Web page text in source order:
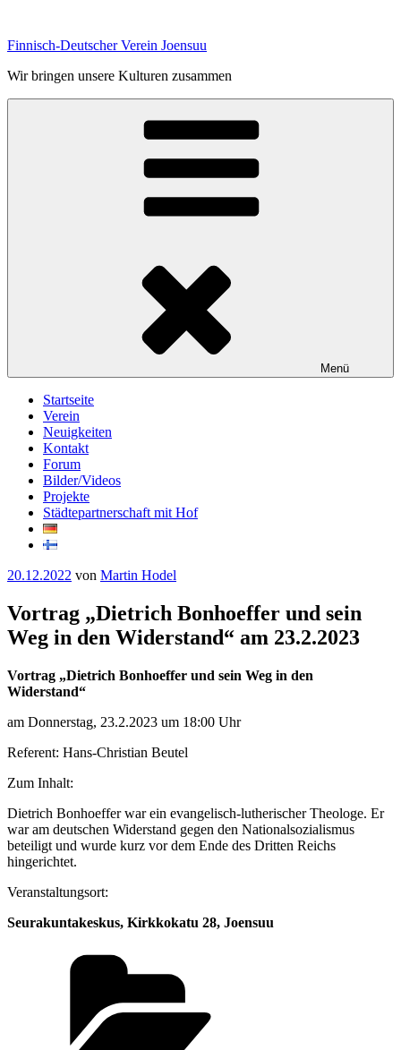
springen
Finnisch-Deutscher Verein Joensuu
Wir bringen unsere Kulturen zusammen
Menü
Startseite
Verein
Neuigkeiten
Kontakt
Forum
Bilder/Videos
Projekte
Städtepartnerschaft mit Hof
Veröffentlicht
20.12.2022 von Martin Hodel
Vortrag „Dietrich Bonhoeffer und sein
Weg in den Widerstand“ am 23.2.2023
Vortrag „Dietrich Bonhoeffer und sein Weg in den
Widerstand“
am Donnerstag, 23.2.2023 um 18:00 Uhr
Referent: Hans-Christian Beutel
Zum Inhalt:
Dietrich Bonhoeffer war ein evangelisch-lutherischer Theologe. Er
war am deutschen Widerstand gegen den Nationalsozialismus
beteiligt und wurde kurz vor dem Ende des Dritten Reichs
hingerichtet.
Veranstaltungsort:
Seurakuntakeskus, Kirkkokatu 28, Joensuu